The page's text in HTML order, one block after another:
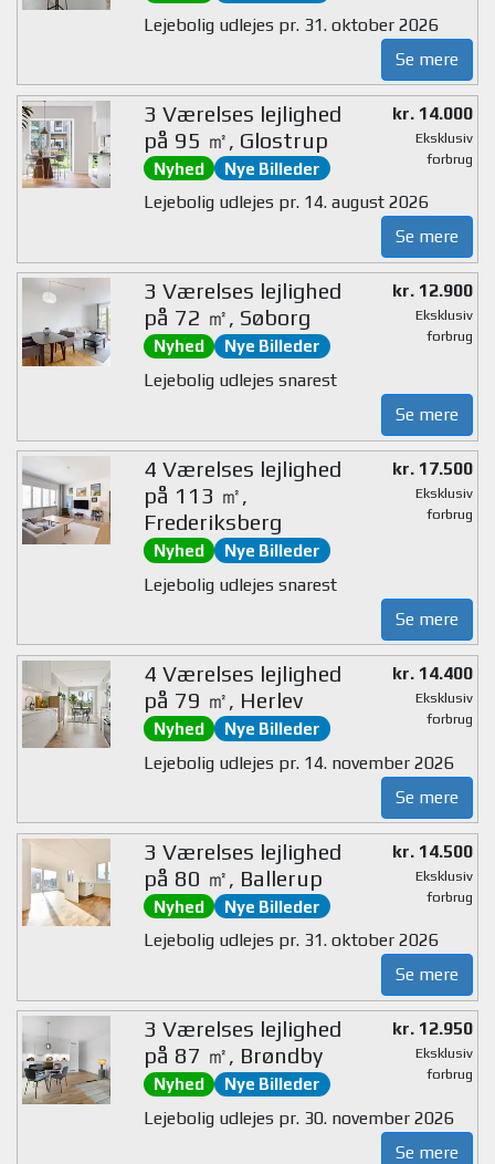
Lejebolig udlejes pr. 31. oktober 2026
Se mere
3 Værelses lejlighed
på 95 ㎡, Glostrup
Nyhed Nye Billeder
kr. 14.000
Eksklusiv
forbrug
Lejebolig udlejes pr. 14. august 2026
Se mere
3 Værelses lejlighed
på 72 ㎡, Søborg
Nyhed Nye Billeder
kr. 12.900
Eksklusiv
forbrug
Lejebolig udlejes snarest
Se mere
4 Værelses lejlighed
på 113 ㎡,
Frederiksberg
Nyhed Nye Billeder
kr. 17.500
Eksklusiv
forbrug
Lejebolig udlejes snarest
Se mere
4 Værelses lejlighed
på 79 ㎡, Herlev
Nyhed Nye Billeder
kr. 14.400
Eksklusiv
forbrug
Lejebolig udlejes pr. 14. november 2026
Se mere
3 Værelses lejlighed
på 80 ㎡, Ballerup
Nyhed Nye Billeder
kr. 14.500
Eksklusiv
forbrug
Lejebolig udlejes pr. 31. oktober 2026
Se mere
3 Værelses lejlighed
på 87 ㎡, Brøndby
Nyhed Nye Billeder
kr. 12.950
Eksklusiv
forbrug
Lejebolig udlejes pr. 30. november 2026
Se mere